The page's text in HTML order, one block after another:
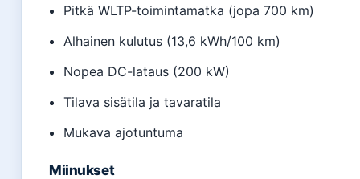
Pitkä WLTP-toimintamatka (jopa 700 km)
Alhainen kulutus (13,6 kWh/100 km)
Nopea DC-lataus (200 kW)
Tilava sisätila ja tavaratila
Mukava ajotuntuma
Miinukset